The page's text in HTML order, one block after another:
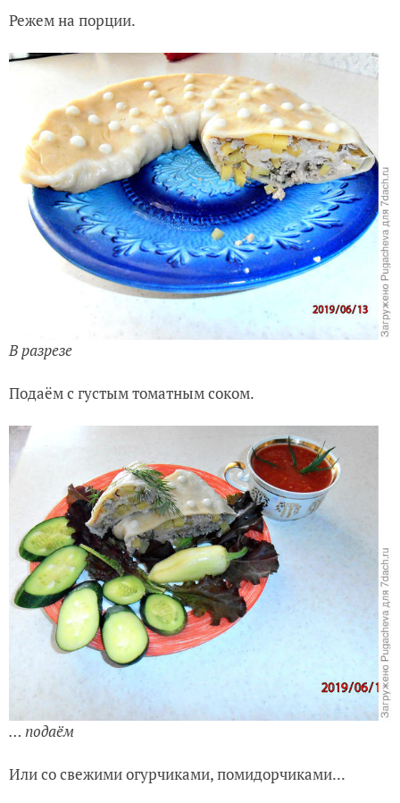
Режем на порции.
В разрезе
Подаём с густым томатным соком.
… подаём
Или со свежими огурчиками, помидорчиками...